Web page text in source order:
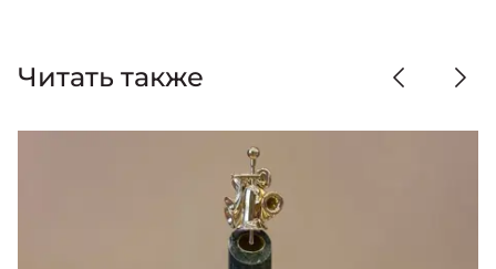
Читать также